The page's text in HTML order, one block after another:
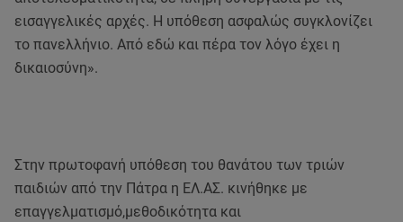
εισαγγελικές αρχές. Η υπόθεση ασφαλώς συγκλονίζει
το πανελλήνιο. Από εδώ και πέρα τον λόγο έχει η
δικαιοσύνη».
Στην πρωτοφανή υπόθεση του θανάτου των τριών
παιδιών από την Πάτρα η ΕΛ.ΑΣ. κινήθηκε με
επαγγελματισμό,μεθοδικότητα και